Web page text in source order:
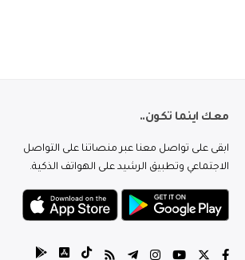
معك اينما تكون..
ابقى على تواصل معنا عبر منصاتنا على التواصل
الاجتماعي وتطبيق الرشيد على الهواتف الذكية.